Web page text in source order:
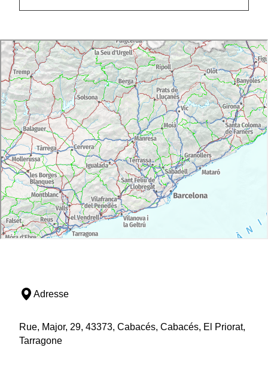
Adresse
Rue, Major, 29, 43373, Cabacés, Cabacés, El Priorat,
Tarragone